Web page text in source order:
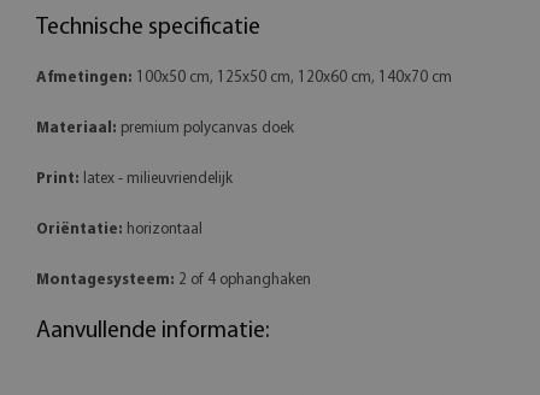
Technische specificatie
Afmetingen: 100x50 cm, 125x50 cm, 120x60 cm, 140x70 cm
Materiaal: premium polycanvas doek
Print: latex - milieuvriendelijk
Oriëntatie: horizontaal
Montagesysteem: 2 of 4 ophanghaken
Aanvullende informatie: